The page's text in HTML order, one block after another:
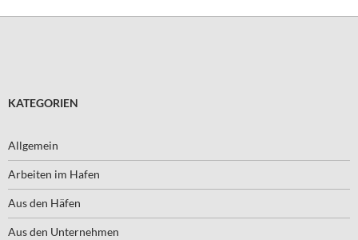
KATEGORIEN
Allgemein
Arbeiten im Hafen
Aus den Häfen
Aus den Unternehmen